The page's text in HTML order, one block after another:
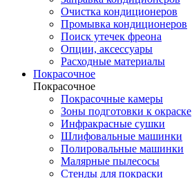
Очистка кондиционеров
Промывка кондиционеров
Поиск утечек фреона
Опции, аксессуары
Расходные материалы
Покрасочное
Покрасочное
Покрасочные камеры
Зоны подготовки к окраске
Инфракрасные сушки
Шлифовальные машинки
Полировальные машинки
Малярные пылесосы
Стенды для покраски